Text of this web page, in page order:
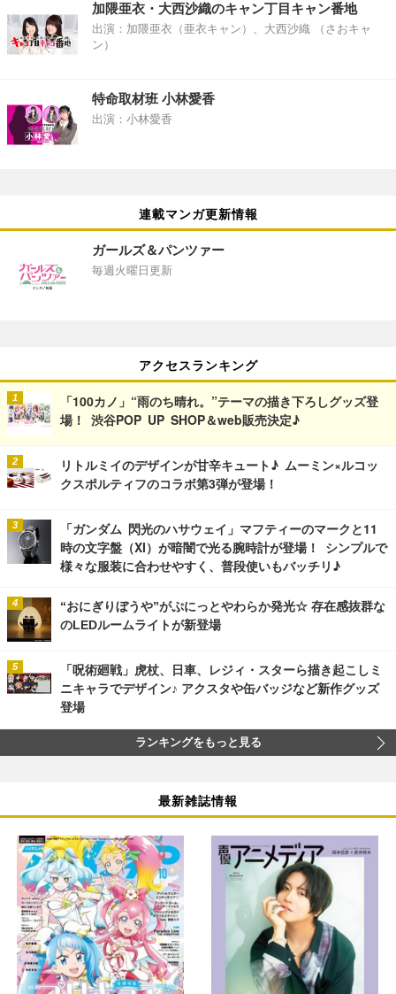
加隈亜衣・大西沙織のキャン丁目キャン番地
出演：加隈亜衣（亜衣キャン）、大西沙織 （さおキャ
ン）
特命取材班 小林愛香
出演：小林愛香
連載マンガ更新情報
ガールズ＆パンツァー
毎週火曜日更新
アクセスランキング
「100カノ」“雨のち晴れ。”テーマの描き下ろしグッズ登
場！ 渋谷POP UP SHOP＆web販売決定♪
リトルミイのデザインが甘辛キュート♪ ムーミン×ルコッ
クスポルティフのコラボ第3弾が登場！
「ガンダム 閃光のハサウェイ」マフティーのマークと11
時の文字盤（XI）が暗闇で光る腕時計が登場！ シンプルで
様々な服装に合わせやすく、普段使いもバッチリ♪
“おにぎりぼうや”がぷにっとやわらか発光☆ 存在感抜群な
のLEDルームライトが新登場
「呪術廻戦」虎杖、日車、レジィ・スターら描き起こしミ
ニキャラでデザイン♪ アクスタや缶バッジなど新作グッズ
登場
ランキングをもっと見る
最新雑誌情報